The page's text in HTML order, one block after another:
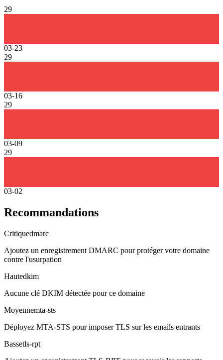
29
03-23
29
03-16
29
03-09
29
03-02
Recommandations
Critiquedmarc
Ajoutez un enregistrement DMARC pour protéger votre domaine
contre l'usurpation
Hautedkim
Aucune clé DKIM détectée pour ce domaine
Moyennemta-sts
Déployez MTA-STS pour imposer TLS sur les emails entrants
Bassetls-rpt